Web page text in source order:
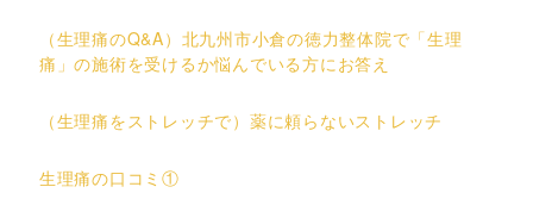
（生理痛のQ&A）北九州市小倉の徳力整体院で「生理
痛」の施術を受けるか悩んでいる方にお答え
（生理痛をストレッチで）薬に頼らないストレッチ
生理痛の口コミ①